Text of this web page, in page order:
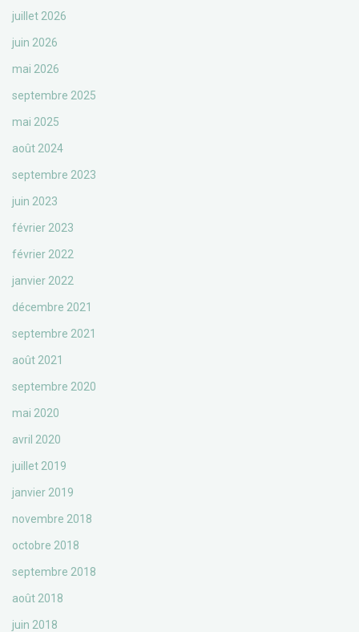
juillet 2026
juin 2026
mai 2026
septembre 2025
mai 2025
août 2024
septembre 2023
juin 2023
février 2023
février 2022
janvier 2022
décembre 2021
septembre 2021
août 2021
septembre 2020
mai 2020
avril 2020
juillet 2019
janvier 2019
novembre 2018
octobre 2018
septembre 2018
août 2018
juin 2018